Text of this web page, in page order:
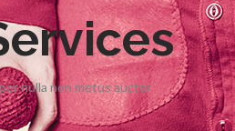
nulla non metus auctor